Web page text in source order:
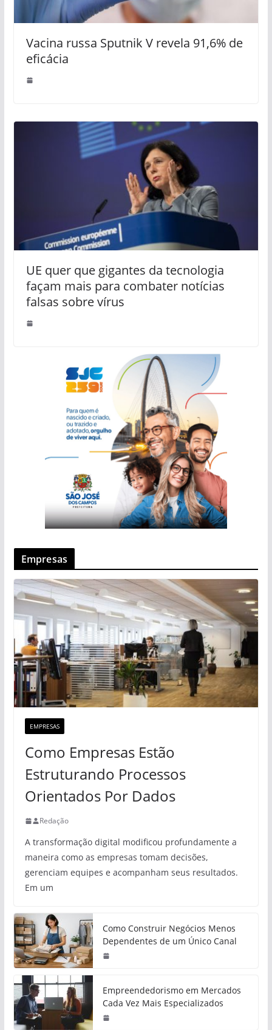
Vacina russa Sputnik V revela 91,6% de
eficácia
UE quer que gigantes da tecnologia
façam mais para combater notícias
falsas sobre vírus
Empresas
EMPRESAS
Como Empresas Estão
Estruturando Processos
Orientados Por Dados
Redação
A transformação digital modificou profundamente a
maneira como as empresas tomam decisões,
gerenciam equipes e acompanham seus resultados.
Em um
Como Construir Negócios Menos
Dependentes de um Único Canal
Empreendedorismo em Mercados
Cada Vez Mais Especializados